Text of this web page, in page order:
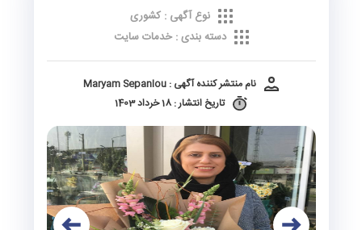
نوع آگهی : کشوری
دسته بندی : خدمات سایت
نام منتشر کننده آگهی : Maryam Sepanlou
تاریخ انتشار : 18 خرداد 1403